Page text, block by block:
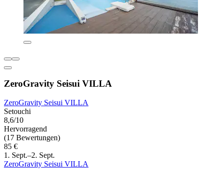
ZeroGravity Seisui VILLA
ZeroGravity Seisui VILLA
Setouchi
8,6/10
Hervorragend
(17 Bewertungen)
85 €
1. Sept.–2. Sept.
ZeroGravity Seisui VILLA